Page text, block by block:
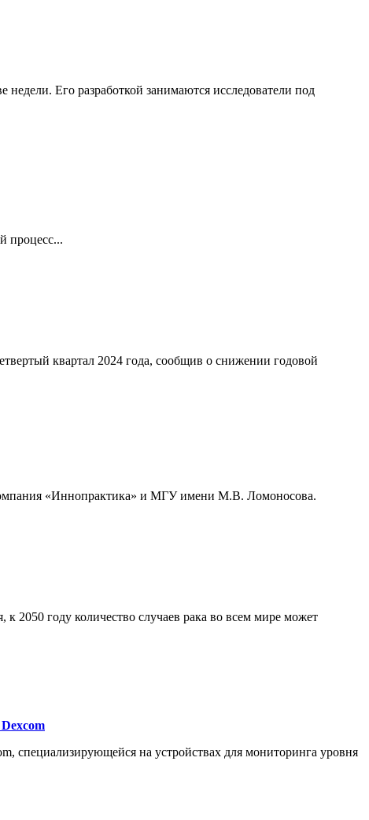
Его разработкой занимаются исследователи под
процесс...
квартал 2024 года, сообщив о снижении годовой
«Иннопрактика» и МГУ имени М.В. Ломоносова.
году количество случаев рака во всем мире может
специализирующейся на устройствах для мониторинга уровня